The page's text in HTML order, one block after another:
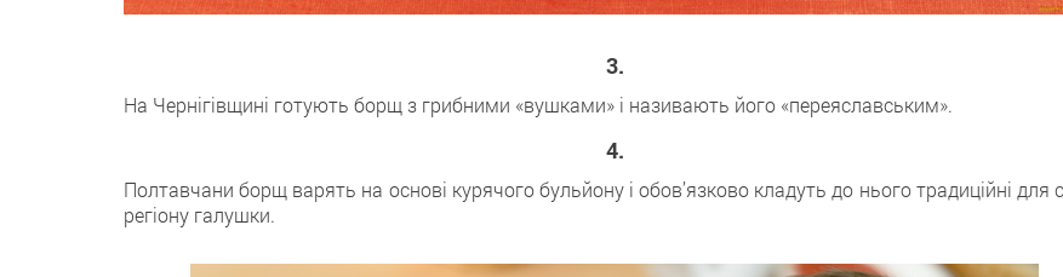
3.
На Чернігівщині готують борщ з грибними «вушками» і називають його «переяславським».
4.
Полтавчани борщ варять на основі курячого бульйону і обов’язково кладуть до нього традиційні для
регіону галушки.